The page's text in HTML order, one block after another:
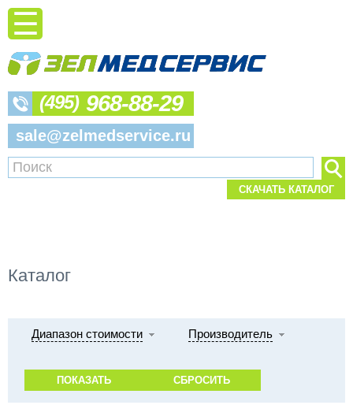
(495) 968-88-29
sale@zelmedservice.ru
СКАЧАТЬ КАТАЛОГ
Каталог
Диапазон стоимости Производитель